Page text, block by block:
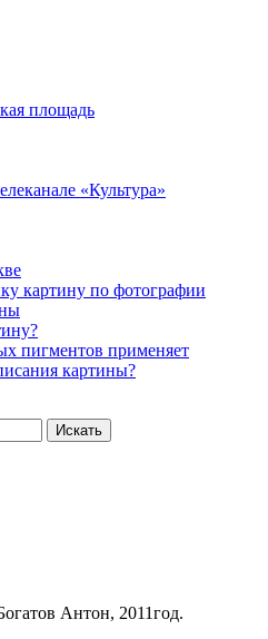
площадь
«Культура»
картину по фотографии
пигментов применяет
картины?
Антон, 2011год.